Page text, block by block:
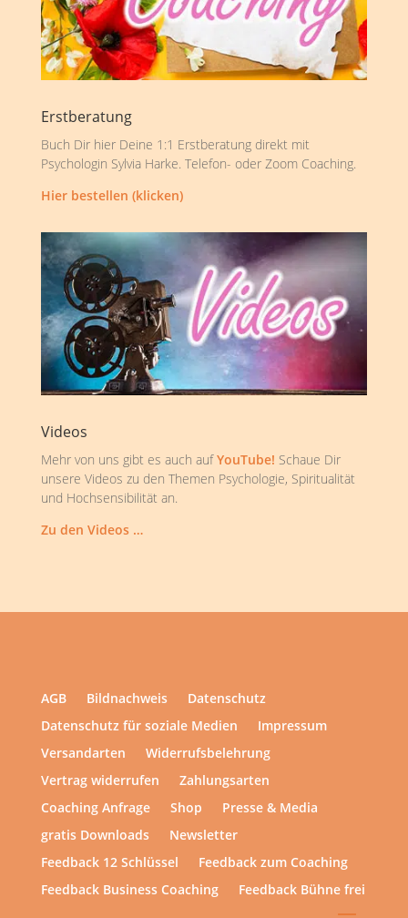
Erstberatung
Buch Dir hier Deine 1:1 Erstberatung direkt mit
Psychologin Sylvia Harke. Telefon- oder Zoom Coaching.
Hier bestellen (klicken)
Videos
Mehr von uns gibt es auch aufYouTube! Schaue Dir
unsere Videos zu den Themen Psychologie, Spiritualität
und Hochsensibilität an.
Zu den Videos …
AGB Bildnachweis
Datenschutz
Datenschutz für soziale Medien
Impressum
Versandarten
Widerrufsbelehrung
Vertrag widerrufen
Zahlungsarten
Coaching Anfrage
Shop
Presse & Media
gratis Downloads
Newsletter
Feedback 12 Schlüssel
Feedback zum Coaching
Feedback Business Coaching
Feedback Bühne frei